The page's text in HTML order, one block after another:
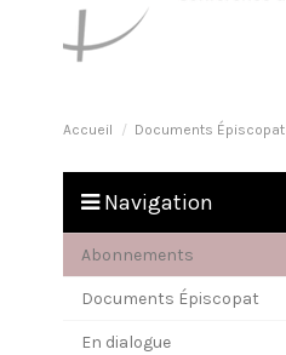
Accueil Documents Épiscopat
Navigation
Abonnements
Documents Épiscopat
En dialogue